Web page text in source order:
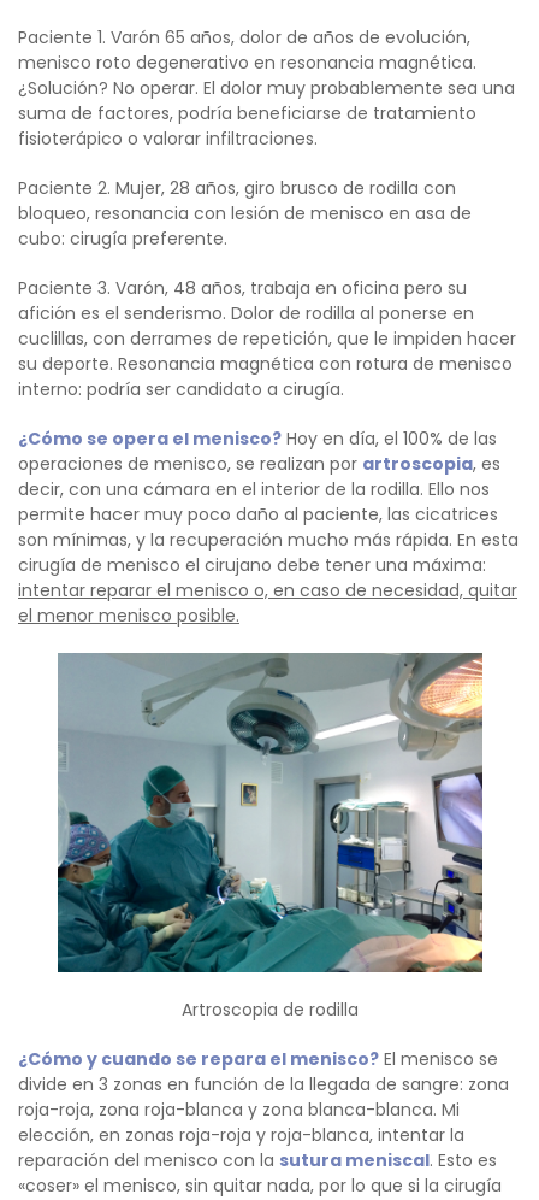
Paciente 1. Varón 65 años, dolor de años de evolución,
menisco roto degenerativo en resonancia magnética.
¿Solución? No operar. El dolor muy probablemente sea una
suma de factores, podría beneficiarse de tratamiento
fisioterápico o valorar infiltraciones.
Paciente 2. Mujer, 28 años, giro brusco de rodilla con
bloqueo, resonancia con lesión de menisco en asa de
cubo: cirugía preferente.
Paciente 3. Varón, 48 años, trabaja en oficina pero su
afición es el senderismo. Dolor de rodilla al ponerse en
cuclillas, con derrames de repetición, que le impiden hacer
su deporte. Resonancia magnética con rotura de menisco
interno: podría ser candidato a cirugía.
¿Cómo se opera el menisco? Hoy en día, el 100% de las
operaciones de menisco, se realizan por artroscopia, es
decir, con una cámara en el interior de la rodilla. Ello nos
permite hacer muy poco daño al paciente, las cicatrices
son mínimas, y la recuperación mucho más rápida. En esta
cirugía de menisco el cirujano debe tener una máxima:
intentar reparar el menisco o, en caso de necesidad, quitar
el menor menisco posible.
Artroscopia de rodilla
¿Cómo y cuando se repara el menisco? El menisco se
divide en 3 zonas en función de la llegada de sangre: zona
roja-roja, zona roja-blanca y zona blanca-blanca. Mi
elección, en zonas roja-roja y roja-blanca, intentar la
reparación del menisco con la sutura meniscal. Esto es
«coser» el menisco, sin quitar nada, por lo que si la cirugía